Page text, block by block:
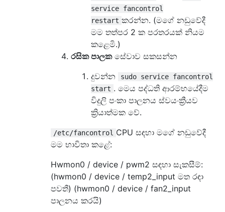
service fancontrol
restart කරන්න. (මගේ නඩුවේදී
මම තත්පර 2 ක පරතරයක් නියම
කළෙමි.)
රසික පාලකසේවාව සකසන්න
දුවන්න
sudo service fancontrol
start . මෙය පද්ධති ආරම්භයේදීම
විදුලි පංකා පාලනය ස්වයංක්‍රීයව
ක්‍රියාත්මක වේ.
/etc/fancontrol CPU සඳහා මගේ නඩුවේදී
මම භාවිතා කළේ:
Hwmon0 / device / pwm2 සඳහා සැකසීම්:
(hwmon0 / device / temp2_input මත රඳා
පවතී) (hwmon0 / device / fan2_input
පාලනය කරයි)